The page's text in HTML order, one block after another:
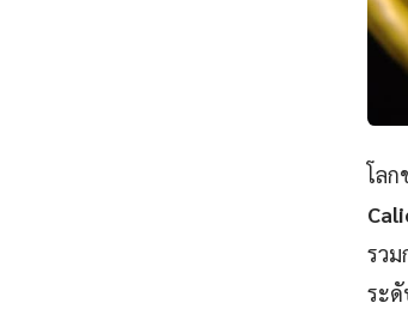
โลก
รว
ระดั